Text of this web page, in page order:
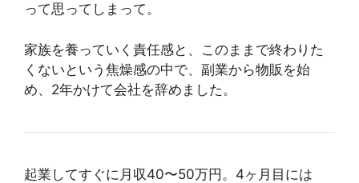
って思ってしまって。
家族を養っていく責任感と、このままで終わりた
くないという焦燥感の中で、副業から物販を始
め、2年かけて会社を辞めました。
起業してすぐに月収40〜50万円。4ヶ月目には